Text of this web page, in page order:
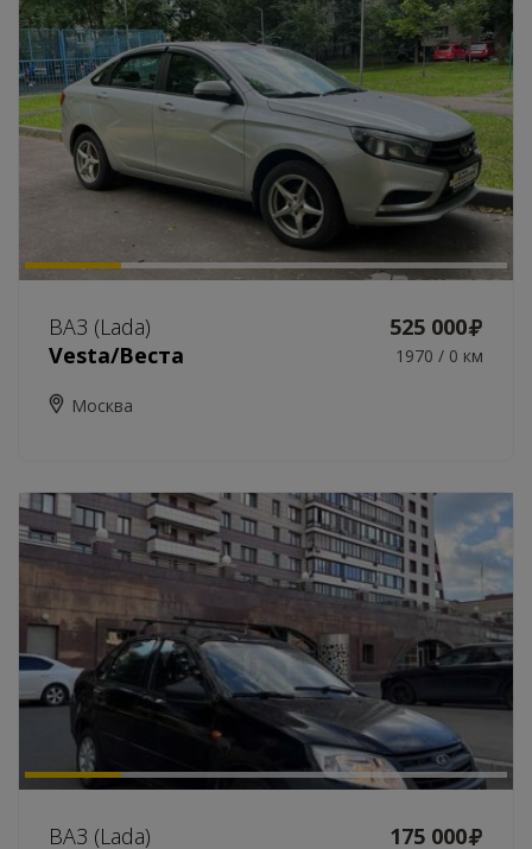
ВАЗ (Lada)
525 000
Vesta/Веста
1970 / 0 км
Москва
ВАЗ (Lada) 175 000